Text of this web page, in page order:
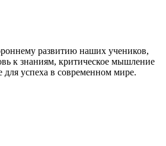
развитию наших учеников,
к знаниям, критическое мышление
успеха в современном мире.